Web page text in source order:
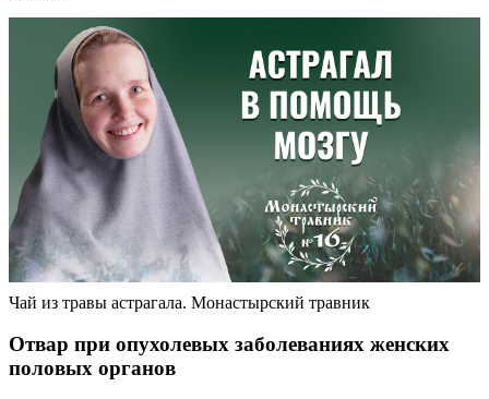
Чай из травы астрагала. Монастырский травник
Отвар при опухолевых заболеваниях женских
половых органов